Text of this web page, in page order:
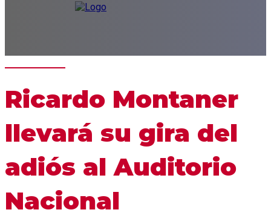
Ricardo Montaner
llevará su gira del
adiós al Auditorio
Nacional